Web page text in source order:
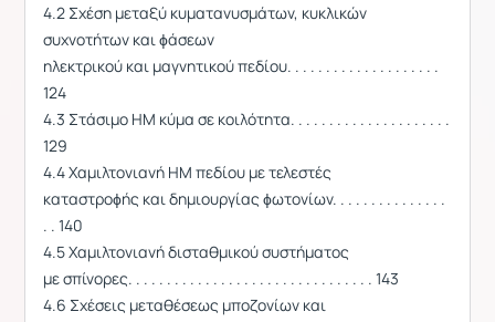
4.2 Σχέση μεταξύ κυματανυσμάτων, κυκλικών
συχνοτήτων και ϕάσεων
ηλεκτρικού και μαγνητικού πεδίου. . . . . . . . . . . . . . . . . . . .
124
4.3 Στάσιμο ΗΜ κύμα σε κοιλότητα. . . . . . . . . . . . . . . . . . . . .
129
4.4 Χαμιλτονιανή ΗΜ πεδίου με τελεστές
καταστροϕής και δημιουργίας ϕωτονίων. . . . . . . . . . . . . . .
. . 140
4.5 Χαμιλτονιανή δισταθμικού συστήματος
με σπίνορες. . . . . . . . . . . . . . . . . . . . . . . . . . . . . . . . 143
4.6 Σχέσεις μεταθέσεως μποζονίων και